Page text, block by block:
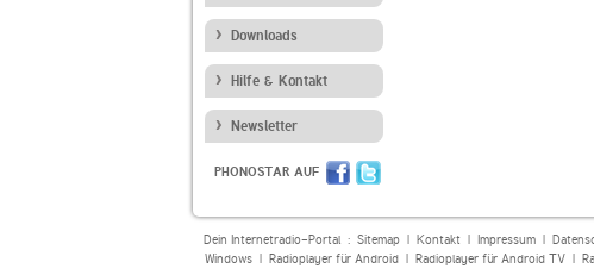
Downloads
Hilfe & Kontakt
Newsletter
PHONOSTAR AUF
Dein Internetradio-Portal : Sitemap| Kontakt| Impressum|
Windows| Radioplayer für Android| Radioplayer für Android TV|